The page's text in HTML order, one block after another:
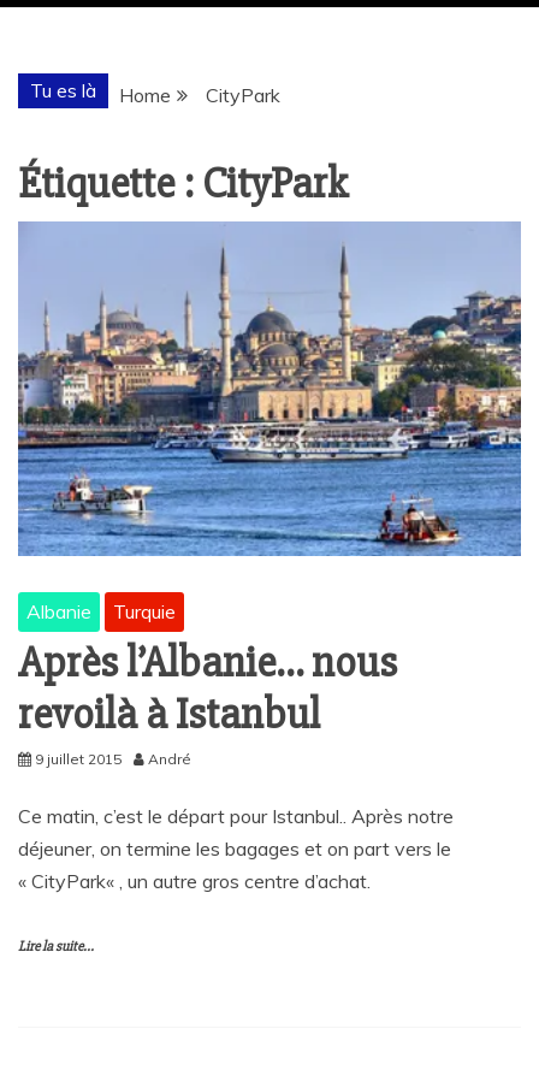
Tu es là Home CityPark
Étiquette : CityPark
Albanie Turquie
Après l’Albanie… nous
revoilà à Istanbul
9 juillet 2015 André
Ce matin, c’est le départ pour Istanbul.. Après notre
déjeuner, on termine les bagages et on part vers le
« CityPark« , un autre gros centre d’achat.
Lire la suite...